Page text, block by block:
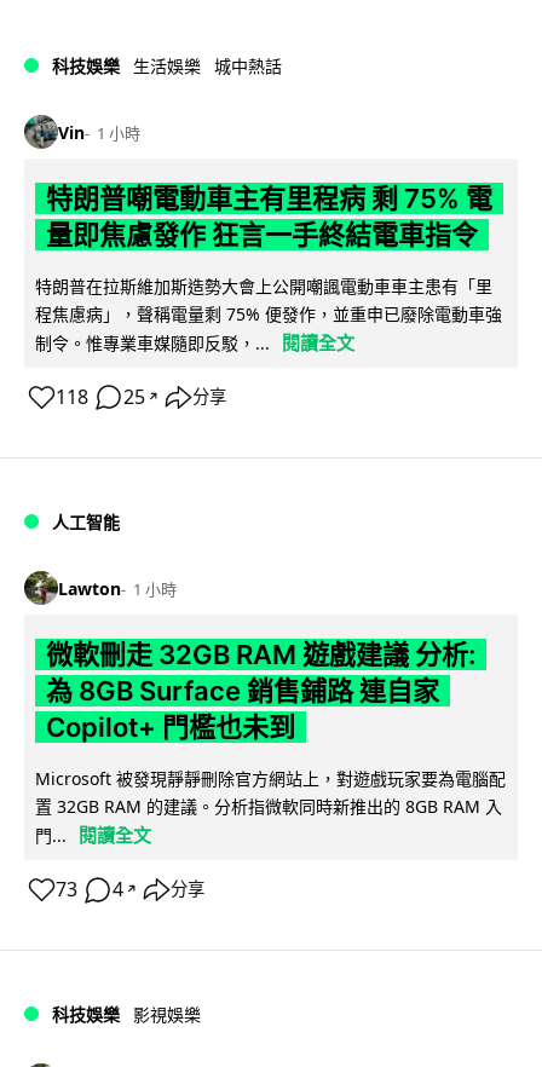
科技娛樂 生活娛樂 城中熱話
Vin 1 小時
特朗普嘲電動車主有里程病 剩 75% 電
量即焦慮發作 狂言一手終結電車指令
特朗普在拉斯維加斯造勢大會上公開嘲諷電動車車主患有「里
程焦慮病」，聲稱電量剩 75% 便發作，並重申已廢除電動車強
制令。惟專業車媒隨即反駁，...
閱讀全文
118 25 ↗ 分享
人工智能
Lawton 1 小時
微軟刪走 32GB RAM 遊戲建議 分析:
為 8GB Surface 銷售鋪路 連自家
Copilot+ 門檻也未到
Microsoft 被發現靜靜刪除官方網站上，對遊戲玩家要為電腦配
置 32GB RAM 的建議。分析指微軟同時新推出的 8GB RAM 入
門...
閱讀全文
73 4 ↗ 分享
科技娛樂 影視娛樂